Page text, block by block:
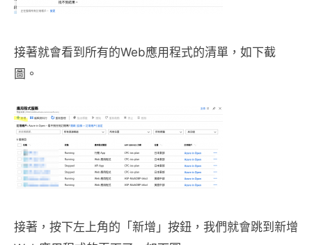
接著就會看到所有的Web應用程式的清單，如下截
圖。
接著，按下左上角的「新增」按鈕，我們就會跳到新增